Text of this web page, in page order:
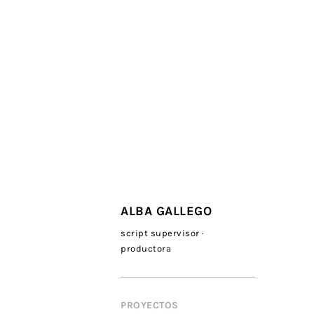
ALBA GALLEGO
script supervisor ·
productora
PROYECTOS